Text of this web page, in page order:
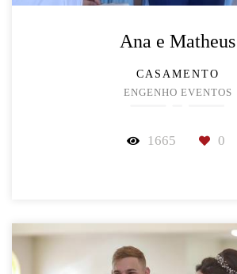
Ana e Matheus
CASAMENTO
ENGENHO EVENTOS
1665 0